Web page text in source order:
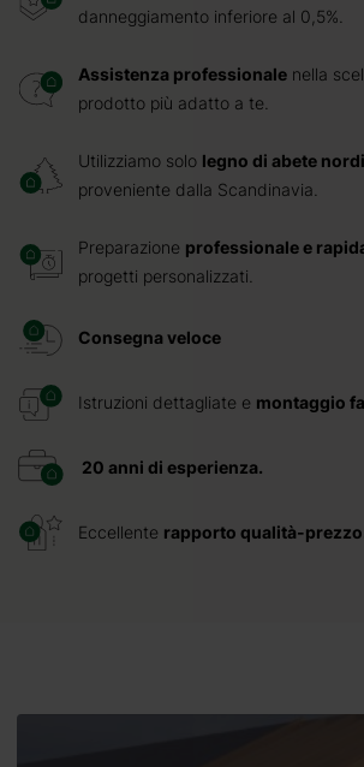
danneggiamento inferiore al 0,5%.
Assistenza professionale nella
prodotto più adatto a te.
Utilizziamo solo legno di abete
proveniente dalla Scandinavia.
Preparazione professionale e
progetti personalizzati.
Consegna veloce
Istruzioni dettagliate e montaggio
20 anni di esperienza.
Eccellente rapporto qualità-